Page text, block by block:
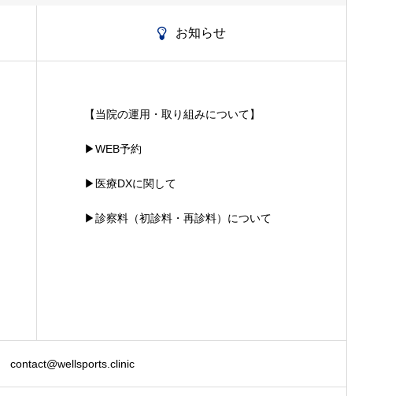
お知らせ
【当院の運用・取り組みについて】
▶WEB予約
▶医療DXに関して
▶診察料（初診料・再診料）について
contact@wellsports.clinic